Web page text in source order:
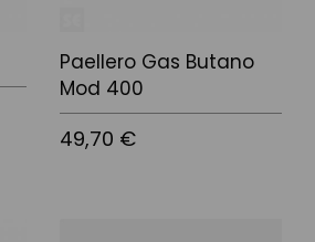
Paellero Gas Butano
Mod 400
49,70 €